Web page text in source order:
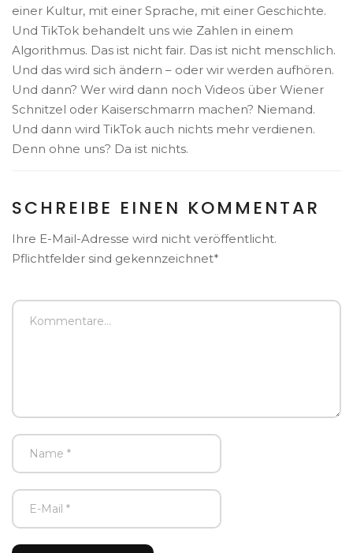
einer Kultur, mit einer Sprache, mit einer Geschichte.
Und TikTok behandelt uns wie Zahlen in einem
Algorithmus. Das ist nicht fair. Das ist nicht menschlich.
Und das wird sich ändern – oder wir werden aufhören.
Und dann? Wer wird dann noch Videos über Wiener
Schnitzel oder Kaiserschmarrn machen? Niemand.
Und dann wird TikTok auch nichts mehr verdienen.
Denn ohne uns? Da ist nichts.
SCHREIBE EINEN KOMMENTAR
Ihre E-Mail-Adresse wird nicht veröffentlicht.
Pflichtfelder sind gekennzeichnet*